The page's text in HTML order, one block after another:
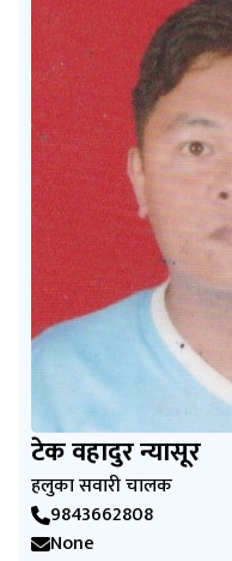
टेक वहादुर न्यासूर
हलुका सवारी चालक
9843662808
None